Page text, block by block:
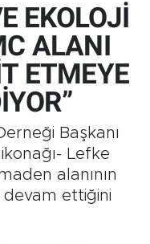
EKOLOJİ
ALANI
ETMEYE
Başkanı
Lefke
alanının
ettiğini